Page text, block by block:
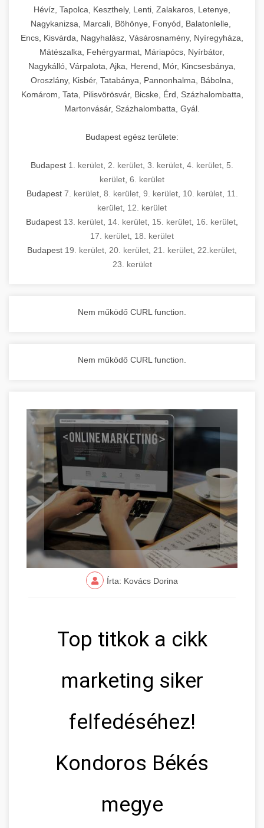
Hévíz, Tapolca, Keszthely, Lenti, Zalakaros, Letenye,
Nagykanizsa, Marcali, Böhönye, Fonyód, Balatonlelle,
Encs, Kisvárda, Nagyhalász, Vásárosnamény, Nyíregyháza,
Mátészalka, Fehérgyarmat, Máriapócs, Nyírbátor,
Nagykálló, Várpalota, Ajka, Herend, Mór, Kincsesbánya,
Oroszlány, Kisbér, Tatabánya, Pannonhalma, Bábolna,
Komárom, Tata, Pilisvörösvár, Bicske, Érd, Százhalombatta,
Martonvásár, Százhalombatta, Gyál.
Budapest egész területe:
Budapest 1. kerület 2. kerület 3. kerület 4. kerület 5.
kerület 6. kerület
Budapest 7. kerület, 8. kerület, 9. kerület, 10. kerület, 11.
kerület 12. kerület
Budapest 13. kerület 14. kerület 15. kerület 16. kerület
17. kerület 18. kerület
Budapest 19. kerület 20. kerület 21. kerület 22.kerület
23. kerület
Nem működő CURL function.
Nem működő CURL function.
Írta: Kovács Dorina
Top titkok a cikk
marketing siker
felfedéséhez!
Kondoros Békés
megye